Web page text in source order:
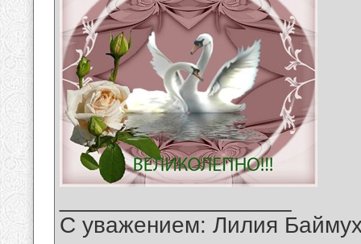
С уважением: Лилия